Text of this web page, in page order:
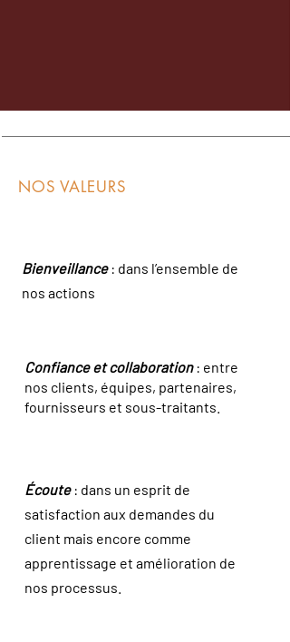
NOS VALEURS
Bienveillance : dans l’ensemble de
nos actions
Confiance et collaboration: entre
nos clients, équipes, partenaires,
fournisseurs et sous-traitants.
Écoute: dans un esprit de
satisfaction aux demandes du
client mais encore comme
apprentissage et amélioration de
nos processus.